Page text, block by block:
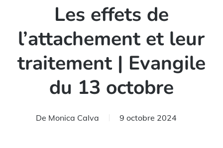
Les effets de
l’attachement et leur
traitement | Evangile
du 13 octobre
De Monica Calva 9 octobre 2024